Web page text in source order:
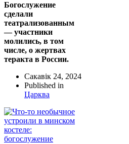
Богослужение
сделали
театрализованным
— участники
молились, в том
числе, о жертвах
теракта в России.
Сакавік 24, 2024
Published in
Царква